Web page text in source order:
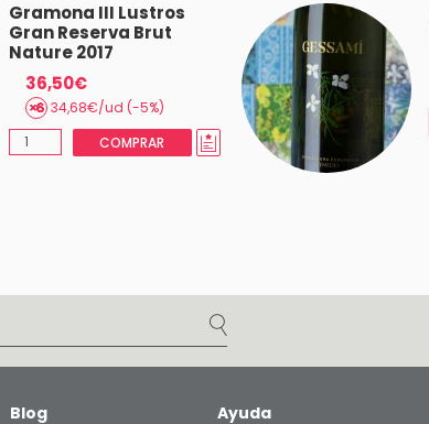
Gramona III Lustros
Gran Reserva Brut
Nature 2017
36,50€
34,68€/ud (-5%)
COMPRAR
Blog Ayuda